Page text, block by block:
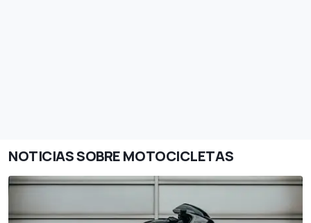
NOTICIAS SOBRE MOTOCICLETAS